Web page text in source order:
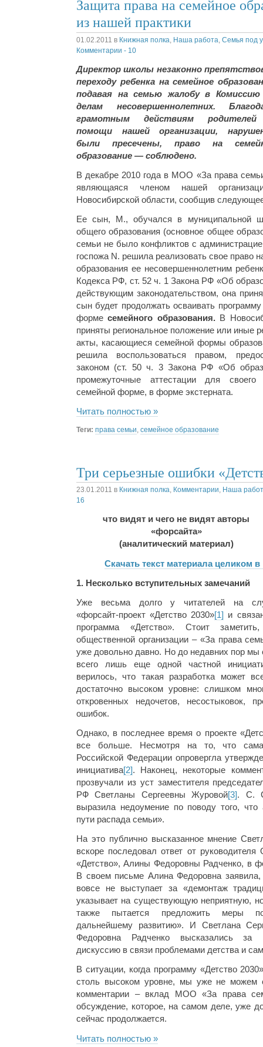
Защита права на семейное
из нашей практики
01.02.2011 в Книжная полка Наша работа Семья под
Комментарии - 10
Директор школы незаконно
переходу ребенка на семейное
подавая на семью жалобу в
делам несовершеннолетних.
грамотным действиям
помощи нашей организации,
были пресечены, право на
образование — соблюдено.
В декабре 2010 года в МОО «За права
являющаяся членом нашей
Новосибирской области, сообщив
Ее сын, M., обучался в муниципальной
общего образования (основное общее
семьи не было конфликтов с
госпожа N. решила реализовать свое право
образования ее несовершеннолетним
Кодекса РФ, ст. 52 ч. 1 Закона РФ «Об
действующим законодательством, она
сын будет продолжать осваивать
формесемейного образования. В
приняты региональное положение или иные
акты, касающиеся семейной формы
решила воспользоваться правом,
законом (ст. 50 ч. 3 Закона РФ «Об
промежуточные аттестации для
семейной форме, в форме экстерната.
Читать полностью »
Теги: права семьи, семейное образование
Три серьезные ошибки
23.01.2011 в Книжная полка, Комментарии, Наша
16
что видят и чего не видят авторы
«форсайта»
(аналитический материал)
Скачать текст материала целиком в
1. Несколько вступительных замечаний
Уже весьма долго у читателей на
«форсайт-проект «Детство 2030»[1] и
программа «Детство». Стоит
общественной организации – «За права
уже довольно давно. Но до недавних пор мы
всего лишь еще одной частной
верилось, что такая разработка может
достаточно высоком уровне: слишком
откровенных недочетов, несостыковок,
ошибок.
Однако, в последнее время о проекте
все больше. Несмотря на то, что
Российской Федерации опровергла
инициатива[2]. Наконец, некоторые
прозвучали из уст заместителя
РФ Светланы Сергеевны Журовой[3]. С.
выразила недоумение по поводу того, что
пути распада семьи».
На это публично высказанное мнение
вскоре последовал ответ от
«Детство», Алины Федоровны Радченко, в
В своем письме Алина Федоровна заявила,
вовсе не выступает за «демонтаж
указывает на существующую неприятную,
также пытается предложить меры
дальнейшему развитию». И Светлана
Федоровна Радченко высказались за
дискуссию в связи проблемами детства и
В ситуации, когда программу «Детство
столь высоком уровне, мы уже не можем
комментарии – вклад МОО «За права
обсуждение, которое, на самом деле, уже
сейчас продолжается.
Читать полностью »